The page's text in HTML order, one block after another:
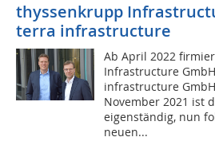
thyssenkrupp
terra infrastructure
Ab April 2022
Infrastructure
infrastructure
November 2021 ist
eigenständig, nun
neuen...